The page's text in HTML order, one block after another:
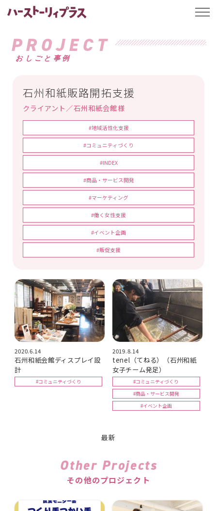
ハーストーリィプ
PROJECT
おしごと事例
石州和紙販路開拓支援
クライアント／石州和紙会館様
#地域活性化支援
#コミュニティづくり
#INDEX
#商品・サービス開発
#マーケティング
#働く女性支援
#イベント企画
#販促支援
2020.6.14
石州和紙会館ディスプレイ設
計
#コミュニティづくり
2019.8.14
tenel（てねる）（石州和紙
女子チーム発足）
#コミュニティづくり
#商品・サービス開発
#イベント企画
最新
Other Projects
その他のプロジェクト
t
l